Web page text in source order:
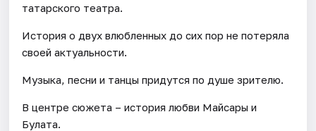
татарского театра.
История о двух влюбленных до сих пор не потеряла
своей актуальности.
Музыка, песни и танцы придутся по душе зрителю.
В центре сюжета – история любви Майсары и
Булата.